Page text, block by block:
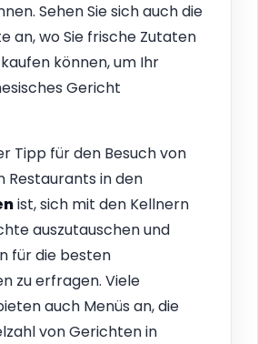
Sehen Sie sich auch die
an, wo Sie frische Zutaten
können, um Ihr
Gericht
Tipp für den Besuch von
Restaurants in den
ist, sich mit den Kellnern
auszutauschen und
für die besten
zu erfragen. Viele
auch Menüs an, die
von Gerichten in